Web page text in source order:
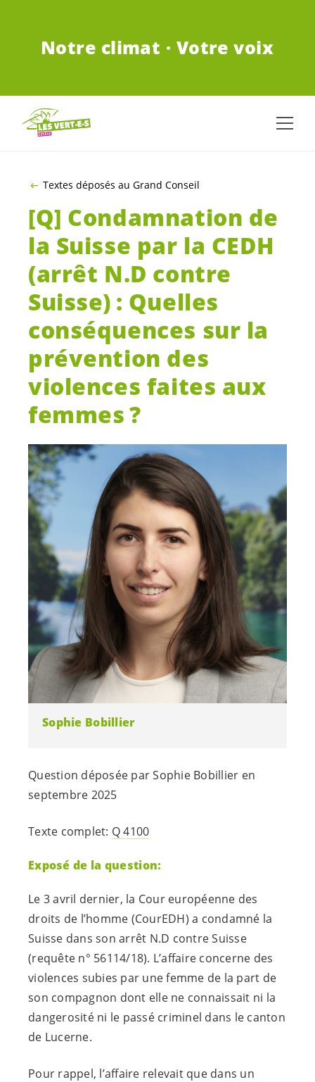
Notre climat · Votre voix
Textes déposés au Grand Conseil
[Q] Condamnation de
la Suisse par la CEDH
(arrêt N.D contre
Suisse) : Quelles
conséquences sur la
prévention des
violences faites aux
femmes ?
Sophie Bobillier
Question déposée par Sophie Bobillier en
septembre 2025
Texte complet: Q 4100
Exposé de la question:
Le 3 avril dernier, la Cour européenne des
droits de l’homme (CourEDH) a condamné la
Suisse dans son arrêt N.D contre Suisse
(requête n° 56114/18). L’affaire concerne des
violences subies par une femme de la part de
son compagnon dont elle ne connaissait ni la
dangerosité ni le passé criminel dans le canton
de Lucerne.
Pour rappel, l’affaire relevait que dans un